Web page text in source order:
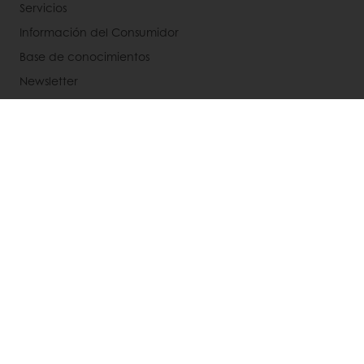
Servicios
Información del Consumidor
Base de conocimientos
Newsletter